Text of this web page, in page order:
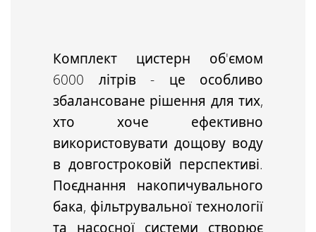
Комплект цистерн об'ємом
6000 літрів - це особливо
збалансоване рішення для тих,
хто хоче ефективно
використовувати дощову воду
в довгостроковій перспективі.
Поєднання накопичувального
бака, фільтрувальної технології
та насосної системи створює